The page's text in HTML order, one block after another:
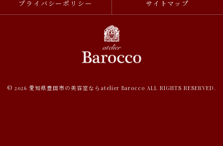
プライバシーポリシー サイトマップ
© 2026 愛知県豊田市の美容室ならatelier Barocco ALL RIGHTS RESERVED.